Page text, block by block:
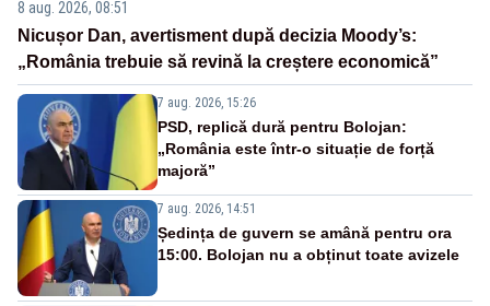
8 aug. 2026, 08:51
Nicușor Dan, avertisment după decizia Moody’s:
„România trebuie să revină la creștere economică”
7 aug. 2026, 15:26
PSD, replică dură pentru Bolojan:
„România este într-o situație de forță
majoră”
7 aug. 2026, 14:51
Ședința de guvern se amână pentru ora
15:00. Bolojan nu a obținut toate avizele